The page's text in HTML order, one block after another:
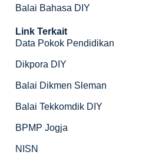
Balai Bahasa DIY
Link Terkait
Data Pokok Pendidikan
Dikpora DIY
Balai Dikmen Sleman
Balai Tekkomdik DIY
BPMP Jogja
NISN